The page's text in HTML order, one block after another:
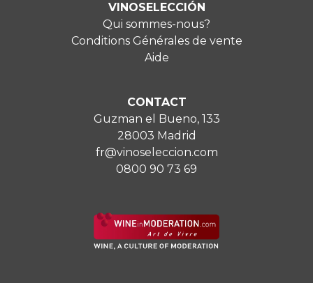
VINOSELECCIÓN
Qui sommes-nous?
Conditions Générales de vente
Aide
CONTACT
Guzman el Bueno, 133
28003 Madrid
fr@vinoseleccion.com
0800 90 73 69